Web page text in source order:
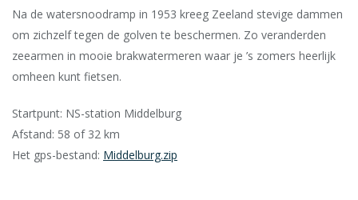
Na de watersnoodramp in 1953 kreeg Zeeland stevige dammen
om zichzelf tegen de golven te beschermen. Zo veranderden
zeearmen in mooie brakwatermeren waar je ’s zomers heerlijk
omheen kunt fietsen.
Startpunt: NS-station Middelburg
Afstand: 58 of 32 km
Het gps-bestand: Middelburg.zip